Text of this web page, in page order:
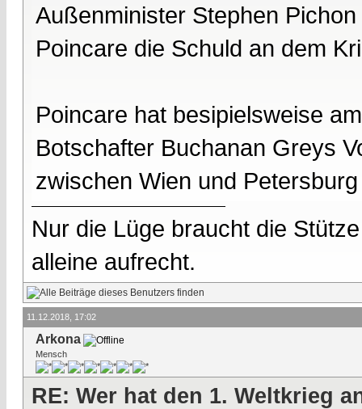
Außenminister Stephen
Poincare die Schuld an dem
Poincare hat besipielsweise
Botschafter Buchanan Greys
zwischen Wien und
Nur die Lüge braucht die
alleine aufrecht.
11.12.2018, 17:02
Arkona
Mensch
RE: Wer hat den 1. Weltkrieg